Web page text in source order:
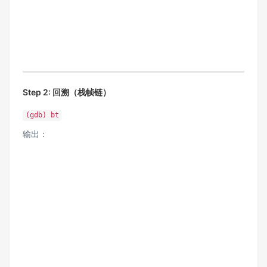
Step 2: 回溯（栈帧链）
(gdb) bt
输出：